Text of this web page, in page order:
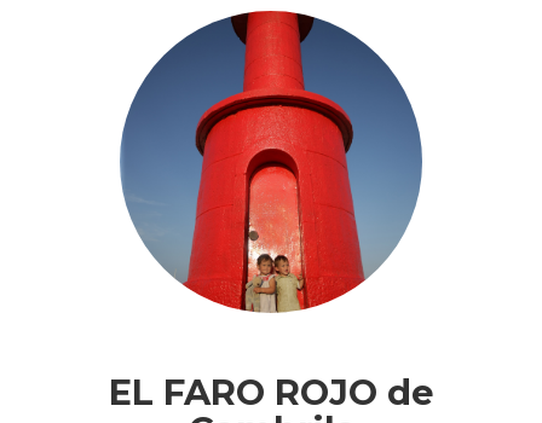
EL FARO ROJO de